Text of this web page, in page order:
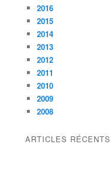
2016
2015
2014
2013
2012
2011
2010
2009
2008
ARTICLES RÉCENTS